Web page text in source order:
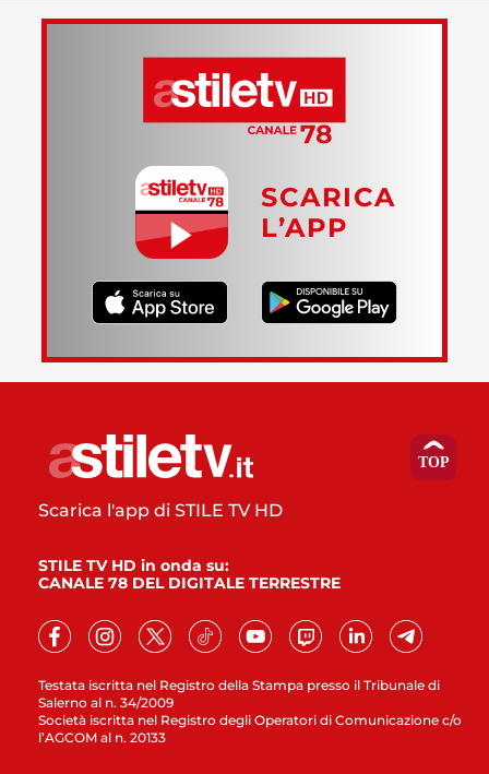
SCARICA
L’APP
Testata iscritta nel Registro della Stampa presso il Tribunale di
Salerno al n. 34/2009
Società iscritta nel Registro degli Operatori di Comunicazione c/o
l’AGCOM al n. 20133
Scarica l'app di STILE TV HD
STILE TV HD in onda su:
CANALE 78 DEL DIGITALE TERRESTRE